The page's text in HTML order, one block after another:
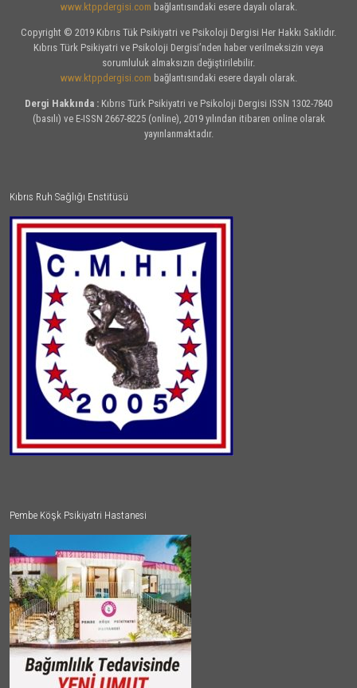
www.ktppdergisi.com bağlantısındaki esere dayalı olarak.
Copyright © 2019 Kıbrıs Tük Psikiyatri ve Psikoloji Dergisi Her Hakkı Saklıdır.
Kıbrıs Türk Psikiyatri ve Psikoloji Dergisi’nden haber verilmeksizin veya
sorumluluk almaksızın değiştirilebilir.
www.ktppdergisi.com bağlantısındaki esere dayalı olarak.
Dergi Hakkında : Kıbrıs Türk Psikiyatri ve Psikoloji Dergisi ISSN 1302-7840
(basılı) ve E-ISSN 2667-8225 (online), 2019 yılından itibaren online olarak
yayınlanmaktadır.
Kıbrıs Ruh Sağlığı Enstitüsü
Pembe Köşk Psikiyatri Hastanesi